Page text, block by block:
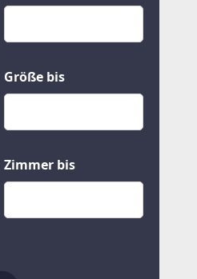
Größe bis
Zimmer bis